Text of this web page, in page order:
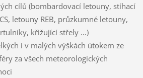
cílů (bombardovací letouny, stíhací
letouny REB, průzkumné letouny,
křižující střely …)
i v malých výškách útokem ze
za všech meteorologických